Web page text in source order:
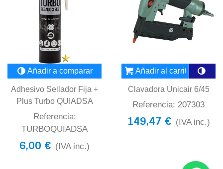
Añadir a comparar
Adhesivo Sellador Fija +
Plus Turbo QUIADSA
Referencia:
TURBOQUIADSA
6,00 € (IVA inc.)
Añadir al carrito
Clavadora Unicair 6/45
Referencia: 207303
149,47 € (IVA inc.)